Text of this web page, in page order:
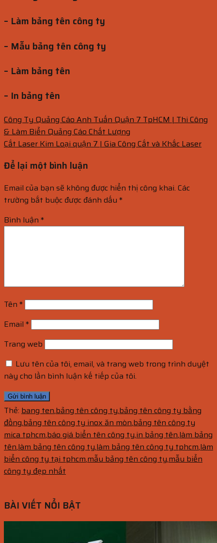
– Làm bảng tên công ty
– Mẫu bảng tên công ty
– Làm bảng tên
– In bảng tên
Công Ty Quảng Cáo Anh Tuấn Quận 7 TpHCM | Thi Công
& Làm Biển Quảng Cáo Chất Lượng
Cắt Laser Kim Loại quận 7 | Gia Công Cắt và Khắc Laser
Để lại một bình luận
Email của bạn sẽ không được hiển thị công khai. Các
trường bắt buộc được đánh dấu *
Bình luận *
Tên *
Email *
Trang web
Lưu tên của tôi, email, và trang web trong trình duyệt
này cho lần bình luận kế tiếp của tôi.
Thẻ: bang ten,bảng tên công ty,bảng tên công ty bằng
đồng,bảng tên công ty inox ăn mòn,bảng tên công ty
mica tphcm,báo giá biển tên công ty,in bảng tên,làm bảng
tên,làm bảng tên công ty,làm bảng tên công ty tphcm,làm
biển công ty tại tphcm,mẫu bảng tên công ty,mẫu biển
công ty đẹp nhất
BÀI VIẾT NỔI BẬT